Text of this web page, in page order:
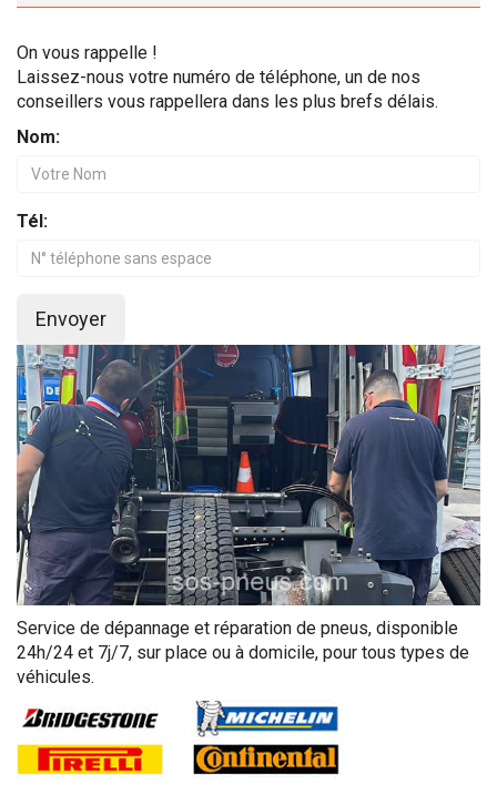
On vous rappelle !
Laissez-nous votre numéro de téléphone, un de nos
conseillers vous rappellera dans les plus brefs délais.
Nom:
Tél:
Envoyer
Service de dépannage et réparation de pneus, disponible
24h/24 et 7j/7, sur place ou à domicile, pour tous types de
véhicules.